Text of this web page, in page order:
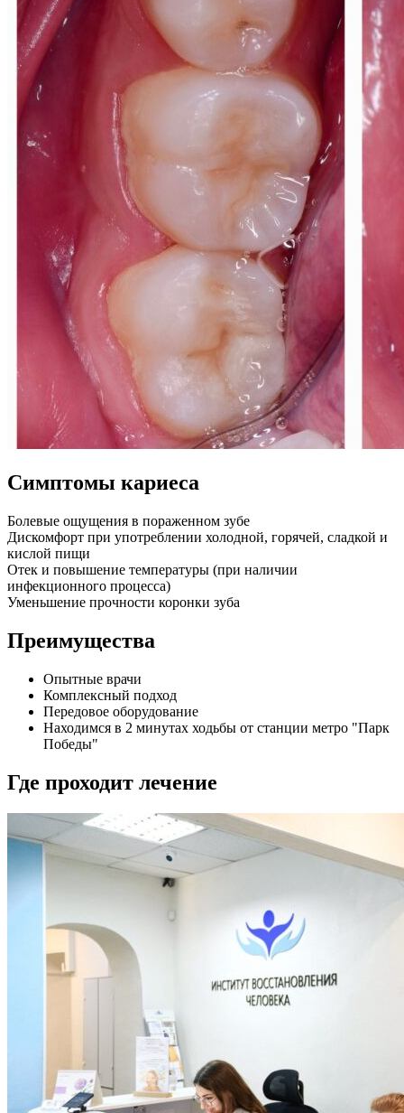
Симптомы кариеса
Болевые ощущения в пораженном зубе
Дискомфорт при употреблении холодной, горячей, сладкой и
кислой пищи
Отек и повышение температуры (при наличии
инфекционного процесса)
Уменьшение прочности коронки зуба
Преимущества
Опытные врачи
Комплексный подход
Передовое оборудование
Находимся в 2 минутах ходьбы от станции метро "Парк
Победы"
Где проходит лечение